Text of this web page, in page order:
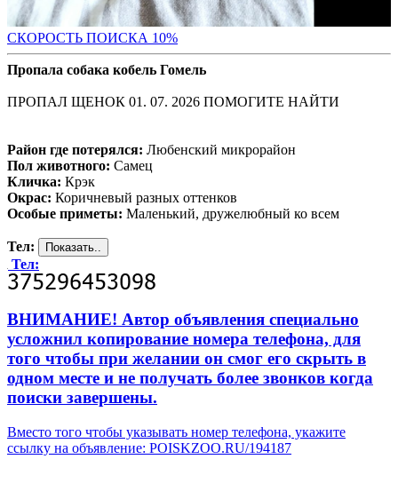
СКОРОСТЬ ПОИСКА 10%
Пропала собака кобель Гомель
ПРОПАЛ ЩЕНОК 01. 07. 2026 ПОМОГИТЕ НАЙТИ
Район где потерялся: Любенский микрорайон
Пол животного: Самец
Кличка: Крэк
Окрас: Коричневый разных оттенков
Особые приметы: Маленький, дружелюбный ко всем
Тел:
Тел:
ВНИМАНИЕ! Автор объявления специально
усложнил копирование номера телефона, для
того чтобы при желании он смог его скрыть в
одном месте и не получать более звонков когда
поиски завершены.
Вместо того чтобы указывать номер телефона, укажите
ссылку на объявление: POISKZOO.RU/194187